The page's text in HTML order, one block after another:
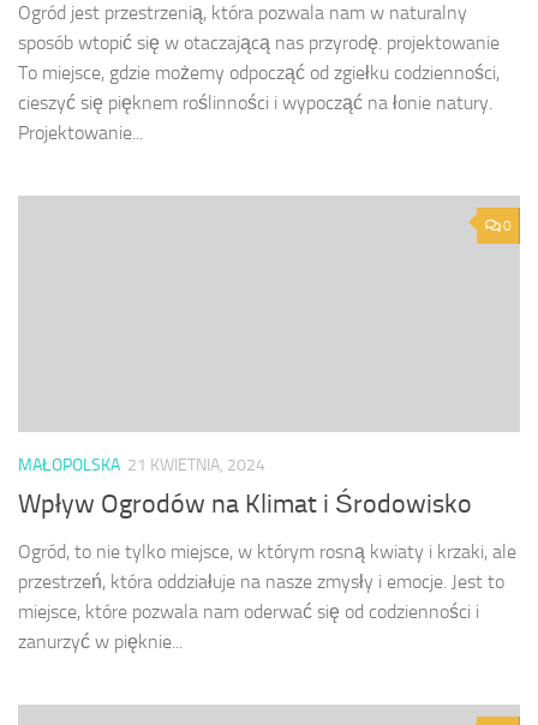
Ogród jest przestrzenią, która pozwala nam w naturalny
sposób wtopić się w otaczającą nas przyrodę. projektowanie
To miejsce, gdzie możemy odpocząć od zgiełku codzienności,
cieszyć się pięknem roślinności i wypocząć na łonie natury.
Projektowanie...
0
MAŁOPOLSKA 21 KWIETNIA, 2024
Wpływ Ogrodów na Klimat i Środowisko
Ogród, to nie tylko miejsce, w którym rosną kwiaty i krzaki, ale
przestrzeń, która oddziałuje na nasze zmysły i emocje. Jest to
miejsce, które pozwala nam oderwać się od codzienności i
zanurzyć w pięknie...